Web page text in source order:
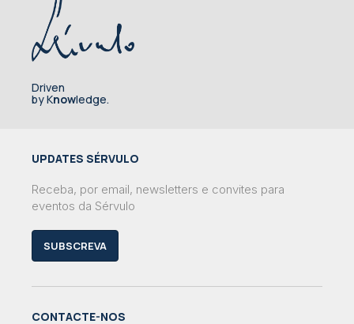
Driven
by Knowledge.
UPDATES SÉRVULO
Receba, por email, newsletters e convites para
eventos da Sérvulo
SUBSCREVA
CONTACTE-NOS